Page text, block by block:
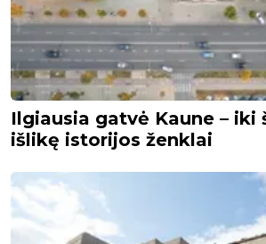
Ilgiausia gatvė Kaune – iki
išlikę istorijos ženklai